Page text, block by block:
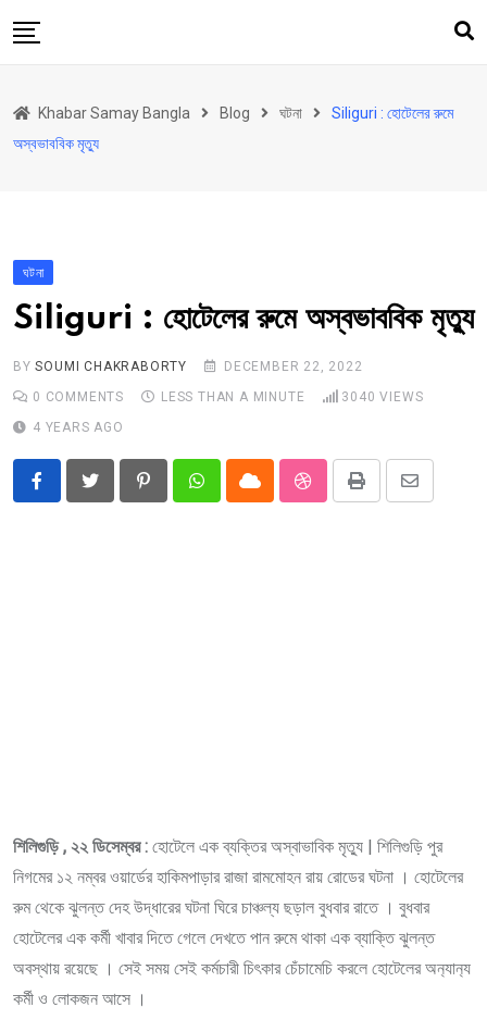
to
উত্তরবঙ্গ
আরও কিছু
Contact
Khabar Samay Hindi
Khabar Samay Bangla Blog ঘটনা
Siliguri : হোটেলের রুমে
অস্বভাববিক মৃত্যু
ঘটনা
Siliguri : হোটেলের রুমে অস্বভাববিক মৃত্যু
BYSOUMI CHAKRABORTY
DECEMBER 22, 2022
0 COMMENTS LESS THAN A MINUTE 3040 VIEWS
4 YEARS AGO
PinterestWhatsappCloud StumbleUpon
Print
Share
শিলিগুড়ি , ২২ ডিসেম্বর : হোটেলে এক ব্যক্তির অস্বাভাবিক মৃত্যু | শিলিগুড়ি পুর
নিগমের ১২ নম্বর ওয়ার্ডের হাকিমপাড়ার রাজা রামমোহন রায় রোডের ঘটনা । হোটেলের
রুম থেকে ঝুলন্ত দেহ উদ্ধারের ঘটনা ঘিরে চাঞ্চল্য ছড়াল বুধবার রাতে । বুধবার
হোটেলের এক কর্মী খাবার দিতে গেলে দেখতে পান রুমে থাকা এক ব্যাক্তি ঝুলন্ত
অবস্থায় রয়েছে । সেই সময় সেই কর্মচারী চিৎকার চেঁচামেচি করলে হোটেলের অন‍্যান‍্য
কর্মী ও লোকজন আসে ।